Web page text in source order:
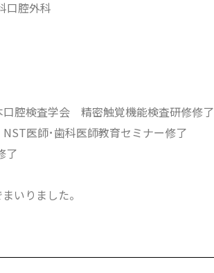
口腔外科
口腔検査学会 精密触覚機能検査研修修了
医師･歯科医師教育セミナー修了
了
いりました。